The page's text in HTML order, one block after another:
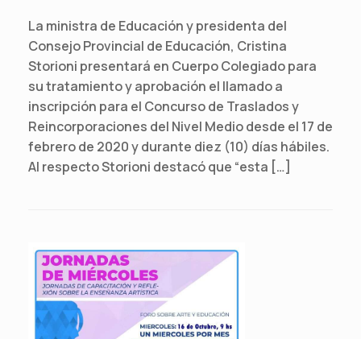
La ministra de Educación y presidenta del
Consejo Provincial de Educación, Cristina
Storioni presentará en Cuerpo Colegiado para
su tratamiento y aprobación el llamado a
inscripción para el Concurso de Traslados y
Reincorporaciones del Nivel Medio desde el 17 de
febrero de 2020 y durante diez (10) días hábiles.
Al respecto Storioni destacó que “esta […]